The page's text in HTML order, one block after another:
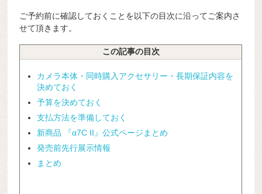
ご予約前に確認しておくことを以下の目次に沿ってご案内さ
せて頂きます。
この記事の目次
カメラ本体・同時購入アクセサリー・長期保証内容を
決めておく
予算を決めておく
支払方法を準備しておく
新商品 『α7C II』公式ページまとめ
発売前先行展示情報
まとめ